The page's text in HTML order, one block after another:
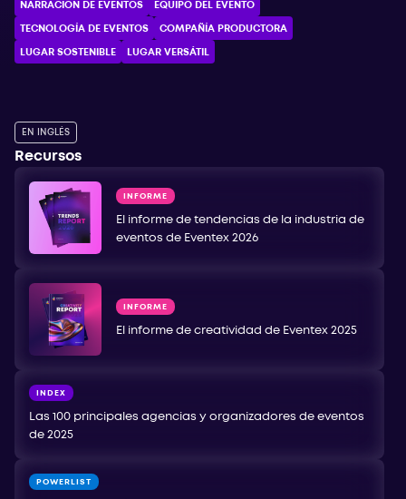
NARRACIÓN DE EVENTOS EQUIPO DEL EVENTO
TECNOLOGÍA DE EVENTOS COMPAÑÍA PRODUCTORA
LUGAR SOSTENIBLE LUGAR VERSÁTIL
EN INGLÉS
Recursos
INFORME
El informe de tendencias de la industria de
eventos de Eventex 2026
INFORME
El informe de creatividad de Eventex 2025
INDEX
Las 100 principales agencias y organizadores de eventos
de 2025
POWERLIST